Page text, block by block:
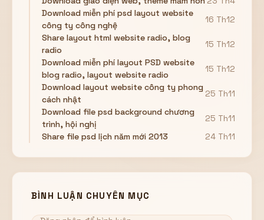
Download miễn phí psd layout website
công ty công nghệ
16 Th12
Share layout html website radio, blog
radio
15 Th12
Download miễn phí layout PSD website
blog radio, layout website radio
15 Th12
Download layout website công ty phong
cách nhật
25 Th11
Download file psd background chương
trình, hội nghị
25 Th11
Share file psd lịch năm mới 2013
24 Th11
BÌNH LUẬN CHUYÊN MỤC